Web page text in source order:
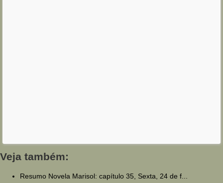
Veja também:
Resumo Novela Marisol: capítulo 35, Sexta, 24 de f...